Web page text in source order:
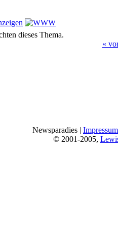
dieses Thema.
«
Newsparadies | Impressum
© 2001-2005,